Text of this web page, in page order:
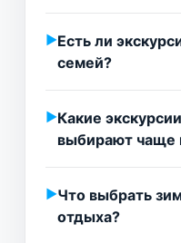
Есть ли
семей?
Какие
выбирают чаще
Что выбрать
отдыха?